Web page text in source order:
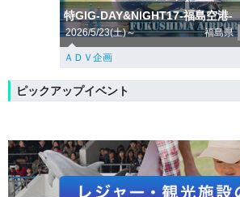
特GIG-DAY&NIGHT17-福島空港-
2026/5/23(土)～ 福島県
ＡＤＶ企画
ピックアップイベント